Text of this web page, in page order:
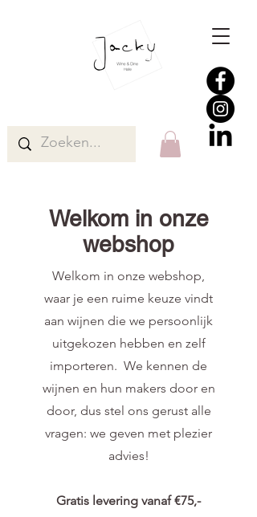
Welkom in onze
webshop
Welkom in onze webshop,
waar je een ruime keuze vindt
aan wijnen die we persoonlijk
uitgekozen hebben en zelf
importeren. We kennen de
wijnen en hun makers door en
door, dus stel ons gerust alle
vragen: we geven met plezier
advies!
Gratis levering vanaf €75,-